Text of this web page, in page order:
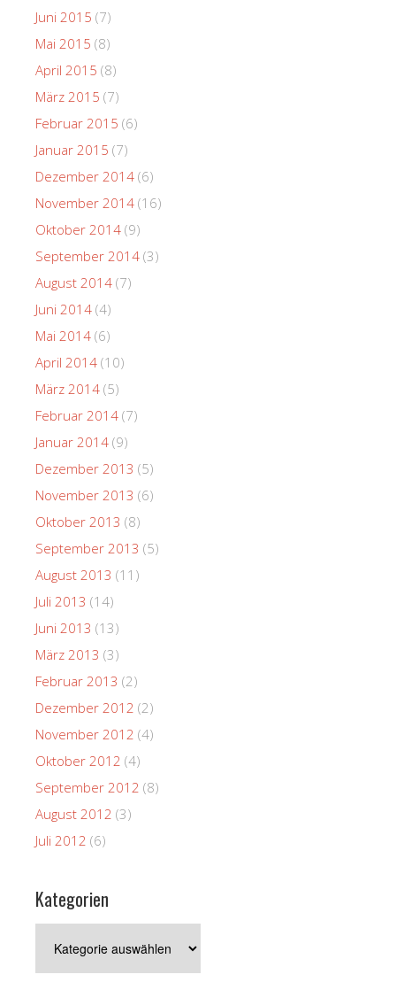
Juni 2015 (7)
Mai 2015 (8)
April 2015 (8)
März 2015 (7)
Februar 2015 (6)
Januar 2015 (7)
Dezember 2014 (6)
November 2014 (16)
Oktober 2014 (9)
September 2014 (3)
August 2014 (7)
Juni 2014 (4)
Mai 2014 (6)
April 2014 (10)
März 2014 (5)
Februar 2014 (7)
Januar 2014 (9)
Dezember 2013 (5)
November 2013 (6)
Oktober 2013 (8)
September 2013 (5)
August 2013 (11)
Juli 2013 (14)
Juni 2013 (13)
März 2013 (3)
Februar 2013 (2)
Dezember 2012 (2)
November 2012 (4)
Oktober 2012 (4)
September 2012 (8)
August 2012 (3)
Juli 2012 (6)
Kategorien